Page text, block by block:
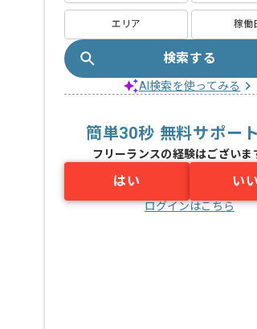
エリア 稼働
検索する
AI検索を使ってみる
簡単30秒 無料サポー
フリーランスの経験はございま
はい い
ログインはこちら